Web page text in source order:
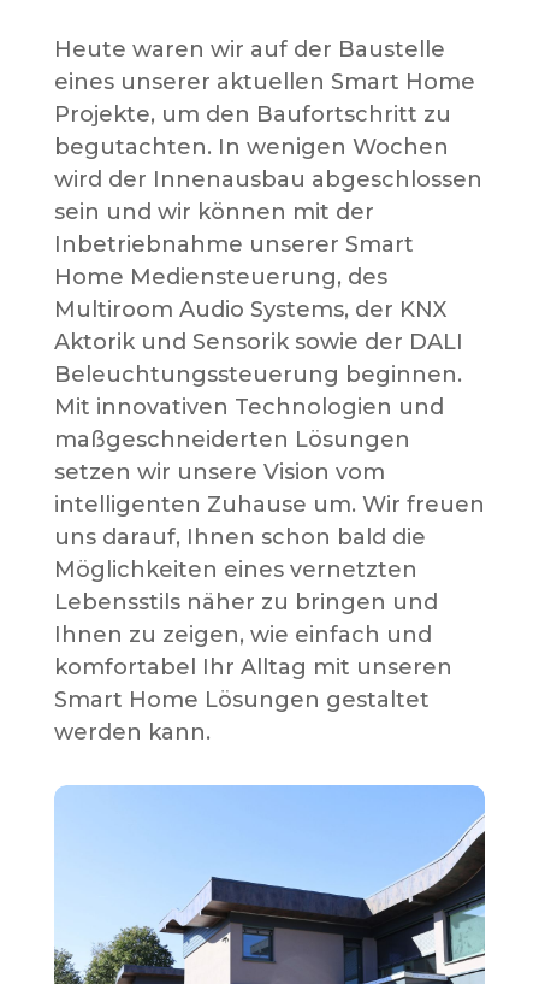
Heute waren wir auf der Baustelle
eines unserer aktuellen Smart Home
Projekte, um den Baufortschritt zu
begutachten. In wenigen Wochen
wird der Innenausbau abgeschlossen
sein und wir können mit der
Inbetriebnahme unserer Smart
Home Mediensteuerung, des
Multiroom Audio Systems, der KNX
Aktorik und Sensorik sowie der DALI
Beleuchtungssteuerung beginnen.
Mit innovativen Technologien und
maßgeschneiderten Lösungen
setzen wir unsere Vision vom
intelligenten Zuhause um. Wir freuen
uns darauf, Ihnen schon bald die
Möglichkeiten eines vernetzten
Lebensstils näher zu bringen und
Ihnen zu zeigen, wie einfach und
komfortabel Ihr Alltag mit unseren
Smart Home Lösungen gestaltet
werden kann.